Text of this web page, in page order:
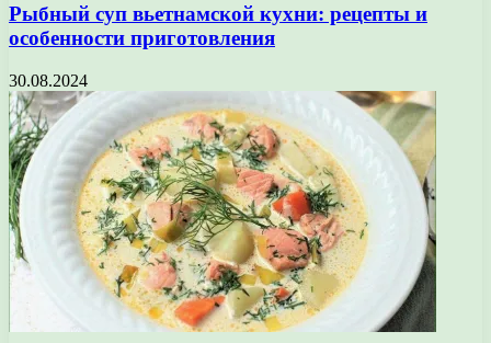
Рыбный суп вьетнамской кухни: рецепты и
особенности приготовления
30.08.2024